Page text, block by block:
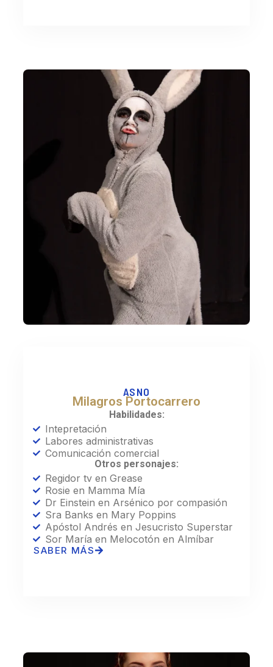
ASNO
Milagros Portocarrero
Habilidades:
Intepretación
Labores administrativas
Comunicación comercial
Otros personajes:
Regidor tv en Grease
Rosie en Mamma Mía
Dr Einstein en Arsénico por compasión
Sra Banks en Mary Poppins
Apóstol Andrés en Jesucristo Superstar
Sor María en Melocotón en Almíbar
SABER MÁS